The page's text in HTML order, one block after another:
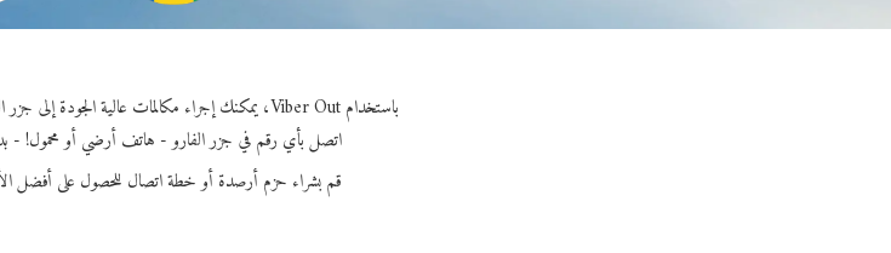
باستخدام Viber Out، يمكنك إجراء مكالمات عالية الجودة إلى جزر الفارو من سانت فينسينت آند ذا جرينادينز.
اتصل بأي رقم في جزر الفارو - هاتف أرضي أو محمول! - بداية من 9.9 ¢ فقط
قم بشراء حزم أرصدة أو خطة اتصال للحصول على أفضل